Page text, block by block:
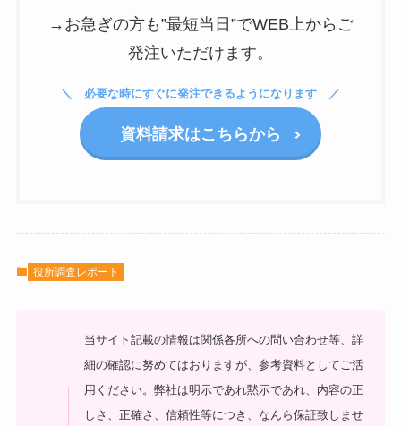
→お急ぎの方も”最短当日”でWEB上からご
発注いただけます。
必要な時にすぐに発注できるようになります
資料請求はこちらから
役所調査レポート
当サイト記載の情報は関係各所への問い合わせ等、詳
細の確認に努めてはおりますが、参考資料としてご活
用ください。弊社は明示であれ黙示であれ、内容の正
しさ、正確さ、信頼性等につき、なんら保証致しませ